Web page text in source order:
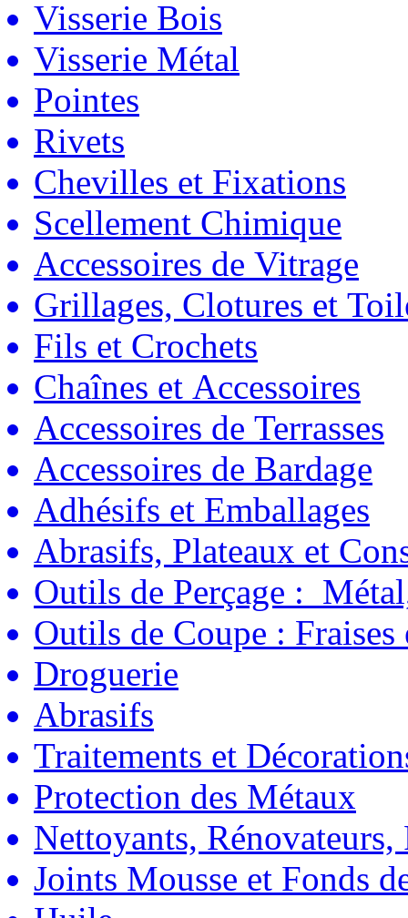
Visserie Bois
Visserie Métal
Pointes
Rivets
Chevilles et Fixations
Scellement Chimique
Accessoires de Vitrage
Grillages, Clotures et
Fils et Crochets
Chaînes et Accessoires
Accessoires de Terrasses
Accessoires de Bardage
Adhésifs et Emballages
Abrasifs, Plateaux et
Outils de Perçage :
Outils de Coupe : Fraises
Droguerie
Abrasifs
Traitements et
Protection des Métaux
Nettoyants, Rénovateurs,
Joints Mousse et Fonds